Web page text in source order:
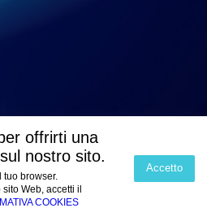
offrirti una
nostro sito.
tuo browser.
Web, accetti il
COOKIES
Accetto